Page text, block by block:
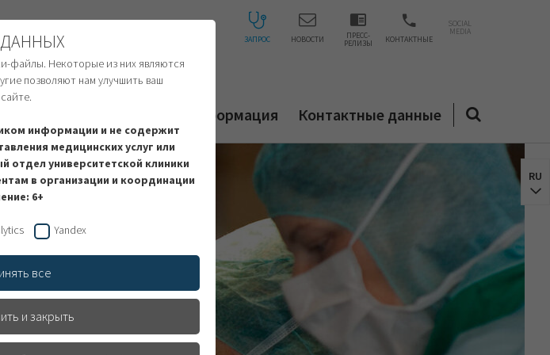
ЗАПРОС НОВОСТИ ПРЕСС-
РЕЛИЗЫ КОНТАКТНЫЕ
SOCIAL
MEDIA
Услуги и информация Контактные данные
RU
файлы. Некоторые из них являются
позволяют нам улучшить ваш
информации и не содержит
медицинских услуг или
отдел университетской клиники
в организации и координации
6+
Yandex
все
и закрыть